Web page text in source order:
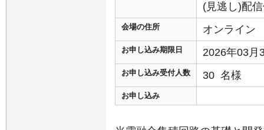
(見逃し)配
会場の住所 オンライン
お申し込み期限日 2026年03月
お申し込み受付人数 30 名様
お申し込み